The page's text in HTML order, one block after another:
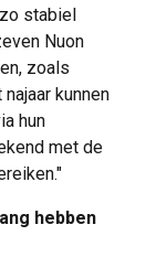
stabiel
Nuon
zoals
kunnen
hun
met de
hebben